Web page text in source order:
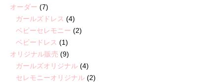
オーダー (7)
ガールズドレス (4)
ベビーセレモニー (2)
ベビードレス (1)
オリジナル販売 (9)
ガールズオリジナル (4)
セレモニーオリジナル (2)